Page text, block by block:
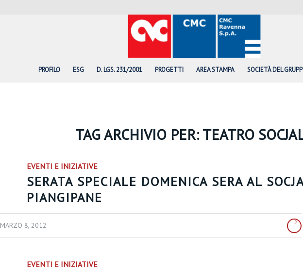
PROFILO ESG D. LGS. 231/2001 PROGETTI AREA STAMPA SOCIETÀ DEL
TAG ARCHIVIO PER:TEATRO
EVENTI E INIZIATIVE
SERATA SPECIALE DOMENICA SERA AL
PIANGIPANE
MARZO 8, 2012
EVENTI E INIZIATIVE